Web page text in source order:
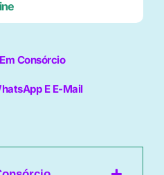
Consórcio
E E-Mail